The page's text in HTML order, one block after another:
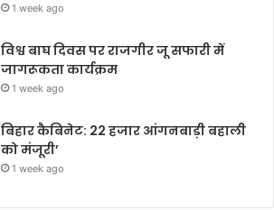
1 week ago
विश्व बाघ दिवस पर राजगीर जू सफारी में
जागरूकता कार्यक्रम
1 week ago
बिहार कैबिनेट: 22 हजार आंगनबाड़ी बहाली
को मंजूरी’
1 week ago